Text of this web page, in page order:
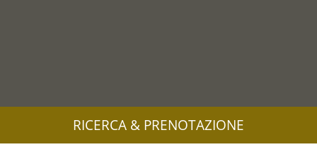
RICERCA & PRENOTAZIONE